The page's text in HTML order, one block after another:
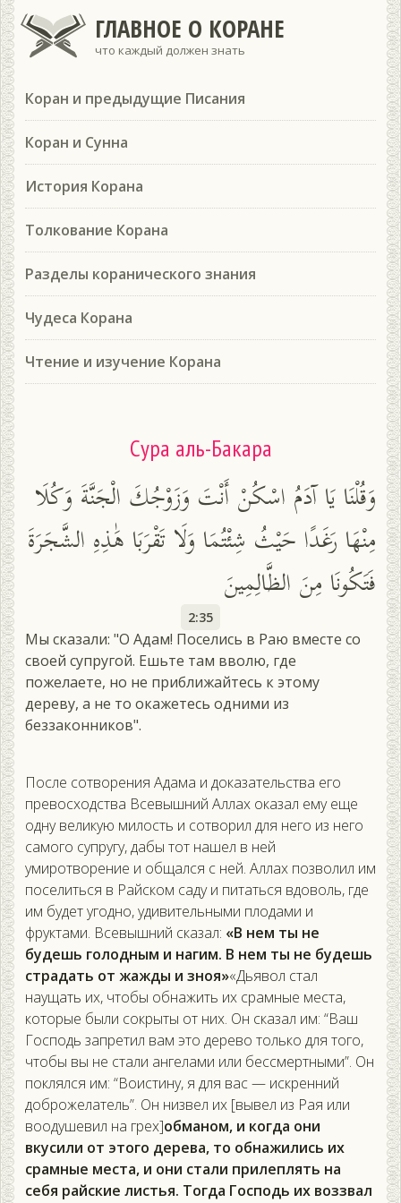
ГЛАВНОЕ О КОРАНЕ
что каждый должен знать
Коран и предыдущие Писания
Коран и Сунна
История Корана
Толкование Корана
Разделы коранического знания
Чудеса Корана
Чтение и изучение Корана
Сура аль-Бакара
وَقُلْنَا يَا آدَمُ اسْكُنْ أَنْتَ وَزَوْجُكَ الْجَنَّةَ وَكُلَا
مِنْهَا رَغَدًا حَيْثُ شِئْتُمَا وَلَا تَقْرَبَا هَٰذِهِ الشَّجَرَةَ
فَتَكُونَا مِنَ الظَّالِمِينَ
2:35
Мы сказали: "О Адам! Поселись в Раю вместе со
своей супругой. Ешьте там вволю, где
пожелаете, но не приближайтесь к этому
дереву, а не то окажетесь одними из
беззаконников".
После сотворения Адама и доказательства его
превосходства Всевышний Аллах оказал ему еще
одну великую милость и сотворил для него из него
самого супругу, дабы тот нашел в ней
умиротворение и общался с ней. Аллах позволил им
поселиться в Райском саду и питаться вдоволь, где
им будет угодно, удивительными плодами и
фруктами. Всевышний сказал: «В нем ты не
будешь голодным и нагим. В нем ты не будешь
страдать от жажды и зноя»«Дьявол стал
наущать их, чтобы обнажить их срамные места,
которые были сокрыты от них. Он сказал им: “Ваш
Господь запретил вам это дерево только для того,
чтобы вы не стали ангелами или бессмертными”. Он
поклялся им: “Воистину, я для вас — искренний
доброжелатель”. Он низвел их [вывел из Рая или
воодушевил на грех]обманом, и когда они
вкусили от этого дерева, то обнажились их
срамные места, и они стали прилеплять на
себя райские листья. Тогда Господь их воззвал